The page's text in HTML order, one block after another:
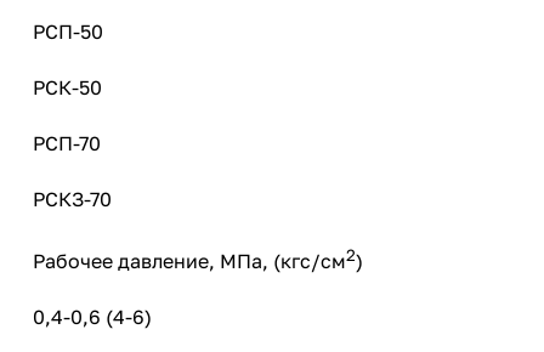
РСП-50
РСК-50
РСП-70
РСКЗ-70
Рабочее давление, МПа, (кгс/см2)
0,4-0,6 (4-6)